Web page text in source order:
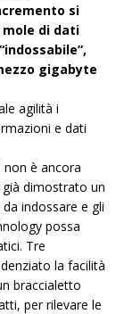
si
di dati
gigabyte
agilità i
e dati
è ancora
dimostrato un
indossare e gli
possa
Tre
la facilità
braccialetto
per rilevare le